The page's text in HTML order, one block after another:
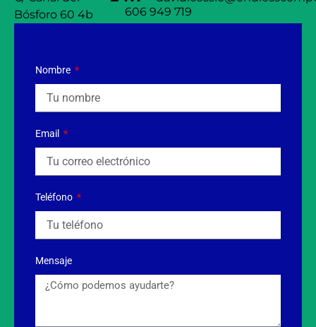
Bósforo 60 4b
606 949 719
Nombre
Email
Teléfono
Mensaje